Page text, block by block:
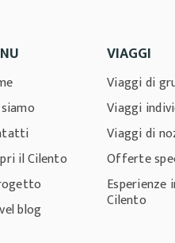
il Cilento
blog
VIAGGI
Viaggi di
Viaggi
Viaggi di
Offerte
Esperienze
Cilento